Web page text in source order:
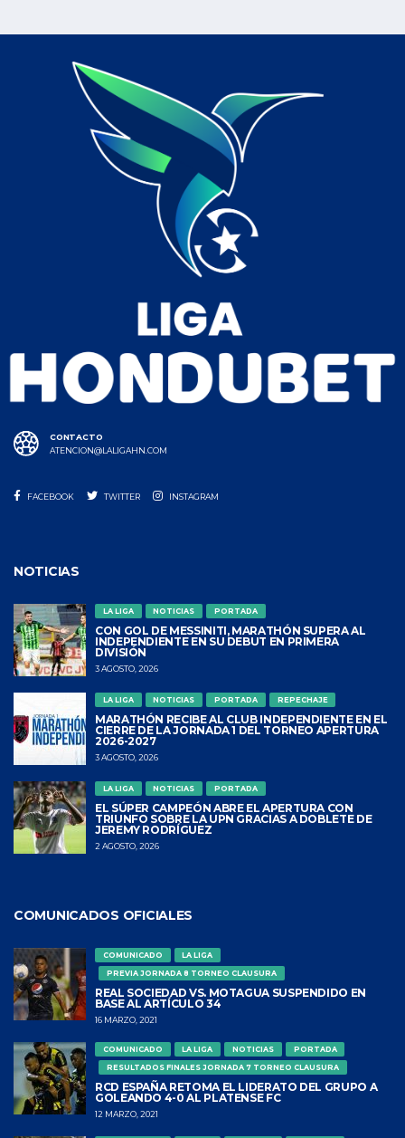
CONTACTO
ATENCION@LALIGAHN.COM
FACEBOOK TWITTER INSTAGRAM
NOTICIAS
LA LIGA NOTICIAS PORTADA
CON GOL DE MESSINITI, MARATHÓN SUPERA AL
INDEPENDIENTE EN SU DEBUT EN PRIMERA
DIVISIÓN
3 AGOSTO, 2026
LA LIGA NOTICIAS PORTADA REPECHAJE
MARATHÓN RECIBE AL CLUB INDEPENDIENTE EN EL
CIERRE DE LA JORNADA 1 DEL TORNEO APERTURA
2026-2027
3 AGOSTO, 2026
LA LIGA NOTICIAS PORTADA
EL SÚPER CAMPEÓN ABRE EL APERTURA CON
TRIUNFO SOBRE LA UPN GRACIAS A DOBLETE DE
JEREMY RODRÍGUEZ
2 AGOSTO, 2026
COMUNICADOS OFICIALES
COMUNICADO
LA LIGA
PREVIA JORNADA 8 TORNEO CLAUSURA
REAL SOCIEDAD VS. MOTAGUA SUSPENDIDO EN
BASE AL ARTÍCULO 34
16 MARZO, 2021
COMUNICADO LA LIGA NOTICIAS
PORTADA
RESULTADOS FINALES JORNADA 7 TORNEO CLAUSURA
RCD ESPAÑA RETOMA EL LIDERATO DEL GRUPO A
GOLEANDO 4-0 AL PLATENSE FC
12 MARZO, 2021